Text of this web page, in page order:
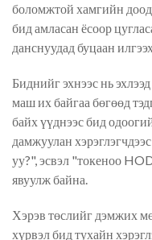
боломжтой хамгийн доод
бид амласан ёсоор
данснуудад буцаан
Биднийг эхнээс нь
маш их байгаа бөгөөд
байх үүднээс бид
дамжуулан
уу?", эсвэл "токеноо
явуулж байна.
Хэрэв төслийг дэмжих
хүрвэл бид тухайн